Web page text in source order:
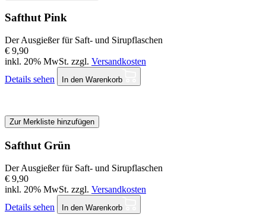
Safthut Pink
Der Ausgießer für Saft- und Sirupflaschen
€ 9,90
inkl. 20% MwSt. zzgl. Versandkosten
Details sehen
In den Warenkorb
Zur Merkliste hinzufügen
Safthut Grün
Der Ausgießer für Saft- und Sirupflaschen
€ 9,90
inkl. 20% MwSt. zzgl. Versandkosten
Details sehen
In den Warenkorb